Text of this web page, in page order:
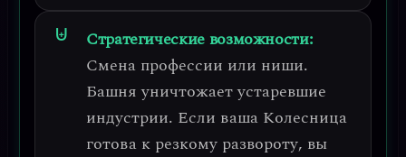
Стратегические возможности:
Смена профессии или ниши.
Башня уничтожает устаревшие
индустрии. Если ваша Колесница
готова к резкому развороту, вы